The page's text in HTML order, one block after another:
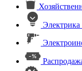
Электрика